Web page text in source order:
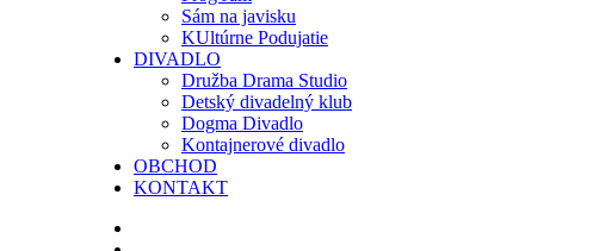
Sám na javisku
KUltúrne Podujatie
DIVADLO
Družba Drama Studio
Detský divadelný klub
Dogma Divadlo
Kontajnerové divadlo
OBCHOD
KONTAKT